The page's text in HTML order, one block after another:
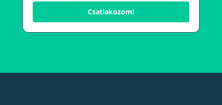
Csatlakozom!